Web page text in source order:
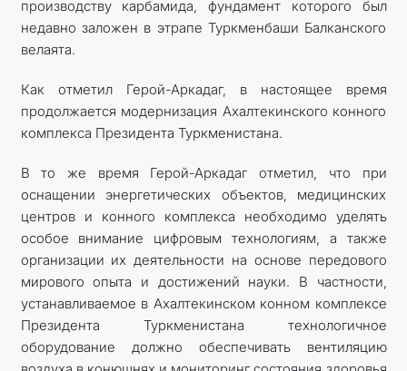
производству карбамида, фундамент которого был
недавно заложен в этрапе Туркменбаши Балканского
велаята.
Как отметил Герой-Аркадаг, в настоящее время
продолжается модернизация Ахалтекинского конного
комплекса Президента Туркменистана.
В то же время Герой-Аркадаг отметил, что при
оснащении энергетических объектов, медицинских
центров и конного комплекса необходимо уделять
особое внимание цифровым технологиям, а также
организации их деятельности на основе передового
мирового опыта и достижений науки. В частности,
устанавливаемое в Ахалтекинском конном комплексе
Президента Туркменистана технологичное
оборудование должно обеспечивать вентиляцию